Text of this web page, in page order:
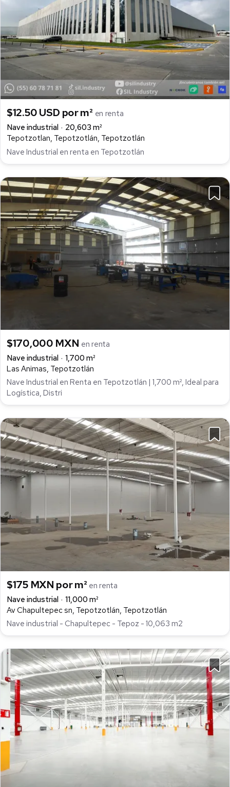
$12.50 USD por m² en renta
Nave industrial
20,603 m²
Tepotzotlan, Tepotzotlán, Tepotzotlán
Nave Industrial en renta en Tepotzotlán
$170,000 MXN en renta
Nave industrial
1,700 m²
Las Animas, Tepotzotlán
Nave Industrial en Renta en Tepotzotlán | 1,700 m², Ideal para
Logística, Distri
$175 MXN por m² en renta
Nave industrial
11,000 m²
Av Chapultepec sn, Tepotzotlán, Tepotzotlán
Nave industrial - Chapultepec - Tepoz - 10,063 m2